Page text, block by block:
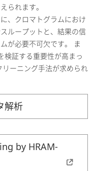
られます。
、クロマトグラムにおけ
ループットと、結果の信
が必要不可欠です。 ま
検証する重要性が高まっ
リーニング手法が求められ
解析
by HRAM-